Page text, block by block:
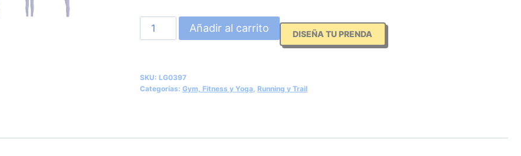
Malla
Deportiva
Poliéster
(Roly
Añadir al carrito DISEÑA TU PRENDA
SKU: LG0397
Categorías: Gym, Fitness y Yoga, Running y Trail